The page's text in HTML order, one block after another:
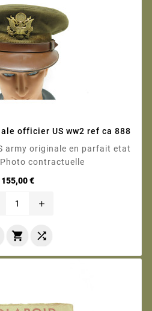
officier US ww2 ref ca 888
army originale en parfait etat
155,00 €Prix
add
 